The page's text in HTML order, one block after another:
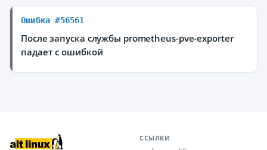
Ошибка #56561
После запуска службы prometheus-pve-exporter
падает с ошибкой
ССЫЛКИ